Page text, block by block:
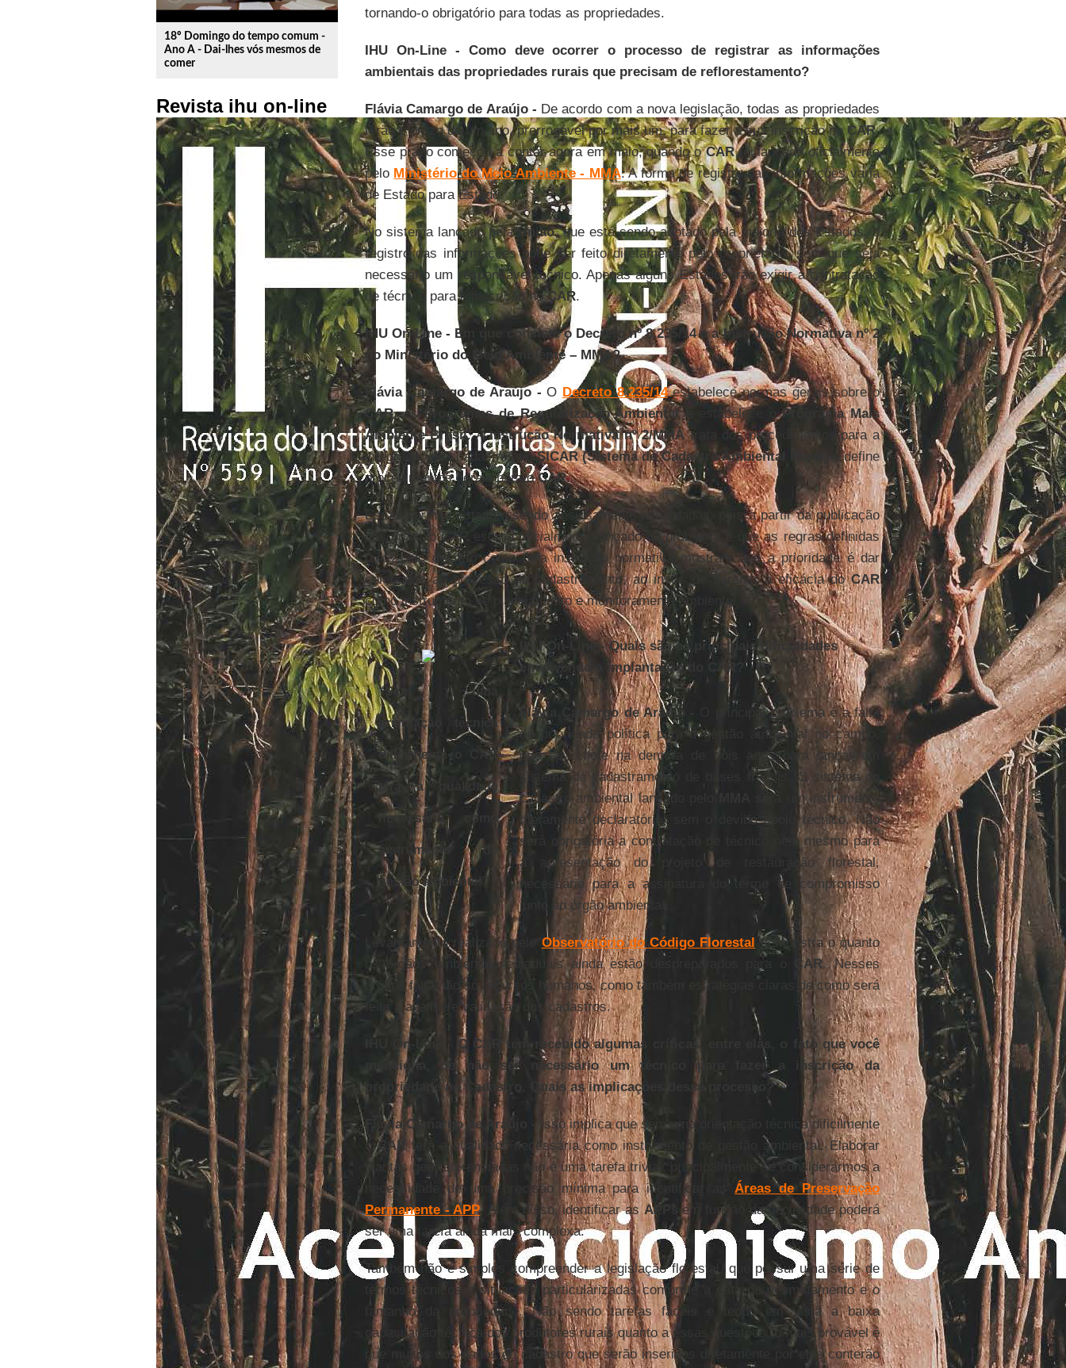
18º Domingo do tempo comum -
Ano A - Dai-lhes vós mesmos de
comer
Revista ihu on-line
tornando-o obrigatório para todas as propriedades.
IHU On-Line - Como deve ocorrer o processo de registrar as informações
ambientais das propriedades rurais que precisam de reflorestamento?
Flávia Camargo de Araújo - De acordo com a nova legislação, todas as propriedades
terão o prazo de um ano, prorrogável por mais um, para fazer a sua inscrição noCAR.
Esse prazo começou a contar agora em maio, quando oCARfoi lançado oficialmente
pelo Ministério do Meio Ambiente - MMA. A forma de registro das informações varia
de Estado para Estado.
No sistema lançado pelaUnião, que está sendo adotado pela maioria dos Estados, o
registro das informações pode ser feito diretamente pelo proprietário, sem que seja
necessário um responsável técnico. Apenas alguns Estados irão exigir a contratação
de técnico para a inscrição noCAR.
IHU On-Line - Em que consiste o Decreto nº 8.235/14 e a Instrução Normativa nº 2
do Ministério do Meio Ambiente – MMA?
Flávia Camargo de Araújo - O Decreto 8.235/14estabelece normas gerais sobre o
CAR, osProgramas de Regularização Ambientale estabelece oPrograma Mais
Ambiente Brasil. AInstrução Normativa nº 2/MMAtrata dos procedimentos para a
integração dos cadastros noSICAR (Sistema de Cadastro Ambiental Rural)
e define
procedimentos gerais para oCAR.
Essas normas estavam sendo ansiosamente aguardadas, pois a partir da publicação
das duas, o CAR estaria oficialmente lançado. O problema é que as regras definidas
tanto pelo decreto como pela instrução normativa mostram que a prioridade é dar
celeridade ao processo de cadastramento, ao invés de garantir a eficácia doCAR
como instrumento de planejamento e monitoramento ambiental.
“Sem uma
orientação técnica
dificilmente o CAR
terá a qualidade
necessária como
instrumento de
gestão ambiental”
IHU On-Line - Quais são as principais dificuldades
envolvendo a implantação do CAR?
Flávia Camargo de Araújo -
O principal problema é a falta
de prioridade política para a gestão ambiental no campo,
que se reflete na demora de dois anos para lançar um
sistema de cadastramento de bases frágeis. O sistema de
cadastro ambiental lançado pelo
será um instrumento
meramente declaratório, sem o devido apoio técnico. Não
será obrigatória a contratação de técnico nem mesmo para
a apresentação do projeto de restauração florestal,
necessário para a assinatura do termo de compromisso
junto ao órgão ambiental.
Levantamento realizado pelo Observatório do Código Florestal demonstra o quanto
os órgãos ambientais estaduais ainda estão despreparados para o
CAR. Nesses
órgãos falta não só recursos humanos, como também estratégias claras de como será
feita a análise e validação dos cadastros.
IHU On-Line - O CAR tem recebido algumas críticas, entre elas, o fato que você
menciona, de não ser necessário um técnico para fazer a inscrição da
propriedade no Cadastro. Quais as implicações desse processo?
Flávia Camargo de Araújo -
Isso implica que sem uma orientação técnica dificilmente
oCARterá a qualidade necessária como instrumento de gestão ambiental. Elaborar
plantas georreferenciadas não é uma tarefa trivial, principalmente se considerarmos a
necessidade de uma precisão mínima para identificar asÁreas de Preservação
Permanente - APP. Além disso, identificar asAPPs
em função da declividade poderá
ser uma tarefa ainda mais complexa.
Também não é simples compreender a legislação florestal, que possui uma série de
termos técnicos e situações particularizadas conforme a data do desmatamento e o
tamanho da propriedade. Não sendo tarefas fáceis e tendo em vista a baixa
capacitação técnica dos produtores rurais quanto a essas questões, o mais provável é
que muitos dos dados do cadastro que serão inseridos diretamente por eles conterão